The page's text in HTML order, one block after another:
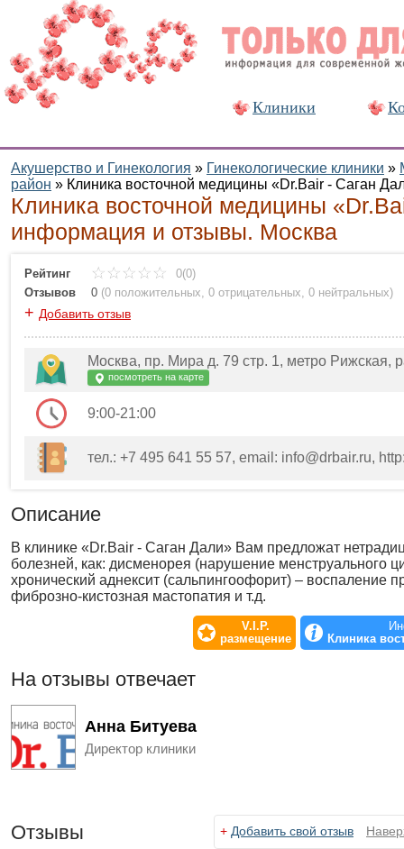
Клиники
Акушерство и Гинекология » Гинекологические клиники »
район » Клиника восточной медицины «Dr.Bair - Саган
Клиника восточной медицины
информация и отзывы. Москва
Рейтинг
0(0)
Отзывов
0 (0 положительных, 0 отрицательных, 0 нейтральных)
+ Добавить отзыв
Москва, пр. Мира д. 79 стр. 1, метро Рижская,
посмотреть на карте
9:00-21:00
тел.: +7 495 641 55 57, email: info@drbair.ru,
Описание
В клинике «Dr.Bair - Саган Дали» Вам предложат
болезней, как: дисменорея (нарушение менструального
хронический аднексит (сальпингоофорит) – воспаление
фиброзно-кистозная мастопатия и т.д.
V.I.P.
размещение
Клиника
На отзывы отвечает
Анна Битуева
Директор клиники
Отзывы + Добавить свой отзыв